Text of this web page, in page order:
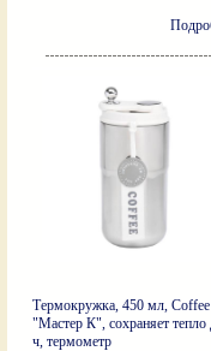
Термокружка, 450 мл, Coffee
"Мастер К", сохраняет тепло
ч, термометр